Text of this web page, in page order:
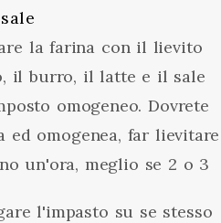
la farina con il lievito
il burro, il latte e il sale
omogeneo. Dovrete
ed omogenea, far lievitare
un'ora, meglio se 2 o 3
l'impasto su se stesso